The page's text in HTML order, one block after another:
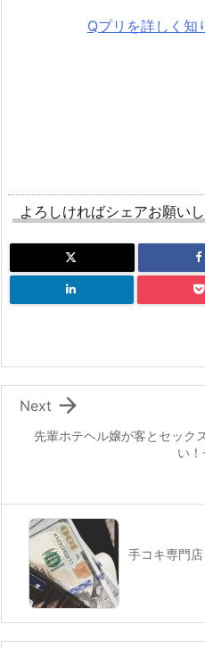
Qプリを詳しく知
よろしければシェアお願い
先輩ホテヘル嬢が客とセック
い

Next
手コキ専門